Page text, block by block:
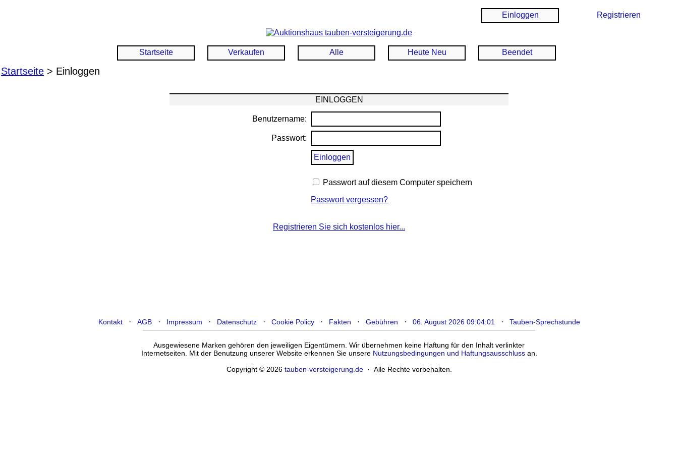
Einloggen Registrieren
Startseite Verkaufen Alle Heute Neu Beendet
Startseite > Einloggen
EINLOGGEN
Benutzername:
Passwort:
Passwort auf diesem Computer speichern
Passwort vergessen?
Registrieren Sie sich kostenlos hier...
Kontakt· AGB· Impressum · Datenschutz· Cookie Policy· Fakten · Gebühren · 06. August 2026 09:04:01 · Tauben-Sprechstunde
Ausgewiesene Marken gehören den jeweiligen Eigentümern. Wir übernehmen keine Haftung für den Inhalt verlinkter
Internetseiten. Mit der Benutzung unserer Website erkennen Sie unsere Nutzungsbedingungen und Haftungsausschlussan.
Copyright © 2026 tauben-versteigerung.de· Alle Rechte vorbehalten.